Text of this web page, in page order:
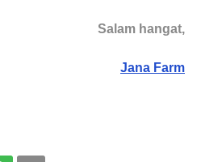
Salam hangat,
Jana Farm